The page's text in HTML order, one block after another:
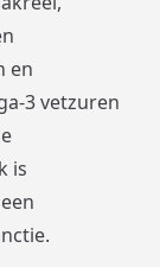
en
3 vetzuren
is